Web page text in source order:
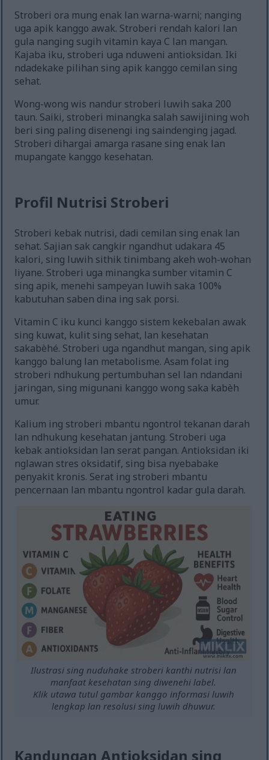
Stroberi ora mung enak lan warna-warni; nanging
uga apik kanggo awak. Stroberi rendah kalori lan
gula nanging sugih vitamin kaya C lan mangan.
Kajaba iku, stroberi uga nduweni antioksidan. Iki
ndadekake pilihan sing apik kanggo cemilan sing
sehat.
Wong-wong wis nandur stroberi luwih saka 200
taun. Saiki, stroberi minangka salah sawijining woh
beri sing paling disenengi ing saindenging jagad.
Stroberi dihargai amarga rasane sing enak lan
mupangate kanggo kesehatan.
Profil Nutrisi Stroberi
Stroberi kebak nutrisi, dadi cemilan sing enak lan
sehat. Sajian sak cangkir ngandhut udakara 45
kalori, sing luwih sithik tinimbang akeh woh-wohan
liyane. Stroberi uga minangka sumber vitamin C
sing apik, menehi sampeyan luwih saka 100%
kabutuhan saben dina ing sak porsi.
Vitamin C iku kunci kanggo sistem kekebalan awak
sing kuwat, kulit sing sehat, lan kesehatan
sakabèhé. Stroberi uga ngandhut mangan, sing apik
kanggo balung lan metabolisme. Asam folat ing
stroberi ndhukung pertumbuhan sel lan ndandani
jaringan, sing migunani kanggo wong saka kabèh
umur.
Kalium ing stroberi mbantu ngontrol tekanan darah
lan ndhukung kesehatan jantung. Stroberi uga
kebak antioksidan lan serat pangan. Antioksidan iki
nglawan stres oksidatif, sing bisa nyebabake
penyakit kronis. Serat ing stroberi mbantu
pencernaan lan mbantu ngontrol kadar gula darah.
Ilustrasi sing nuduhake stroberi kanthi nutrisi lan
manfaat kesehatan sing diwenehi label.
Klik utawa tutul gambar kanggo informasi luwih
lengkap lan resolusi sing luwih dhuwur.
Kandungan Antioksidan sing